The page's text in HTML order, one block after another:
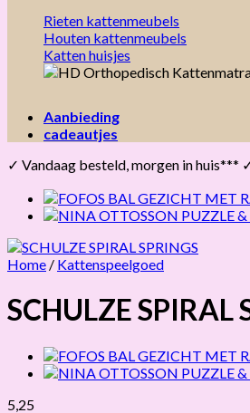
Rieten kattenmeubels
Houten kattenmeubels
Katten huisjes
Aanbieding
cadeautjes
✓ Vandaag besteld, morgen in
Home / Kattenspeelgoed
SCHULZE SPIRAL
5,25